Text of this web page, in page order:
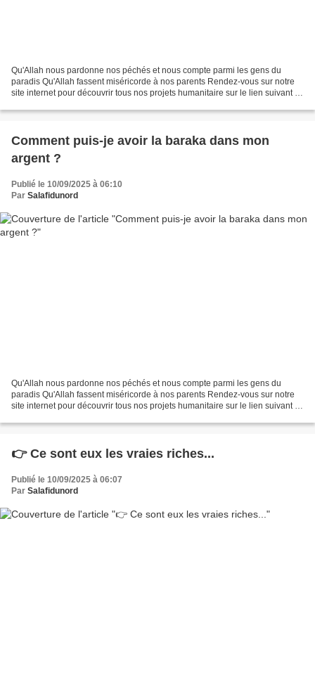
Qu'Allah nous pardonne nos péchés et nous compte parmi les gens du
paradis Qu'Allah fassent miséricorde à nos parents Rendez-vous sur notre
site internet pour découvrir tous nos projets humanitaire sur le lien suivant :
Comment puis-je avoir la baraka dans mon
argent ?
Publié le 10/09/2025 à 06:10
Par Salafidunord
Qu'Allah nous pardonne nos péchés et nous compte parmi les gens du
paradis Qu'Allah fassent miséricorde à nos parents Rendez-vous sur notre
site internet pour découvrir tous nos projets humanitaire sur le lien suivant :
👉 Ce sont eux les vraies riches...
Publié le 10/09/2025 à 06:07
Par Salafidunord